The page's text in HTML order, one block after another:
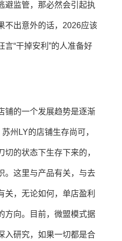
避监管，那必然会引起执
不出意外的话，2026应该
“干掉安利”的人准备好
铺的一个发展趋势是逐渐
州LY的店铺生存尚可，
的状态下生存下来的，
。这里与产品有关，与去
关，无论如何，单店盈利
方向。目前，微盟模式据
入研究，如果一切都是合